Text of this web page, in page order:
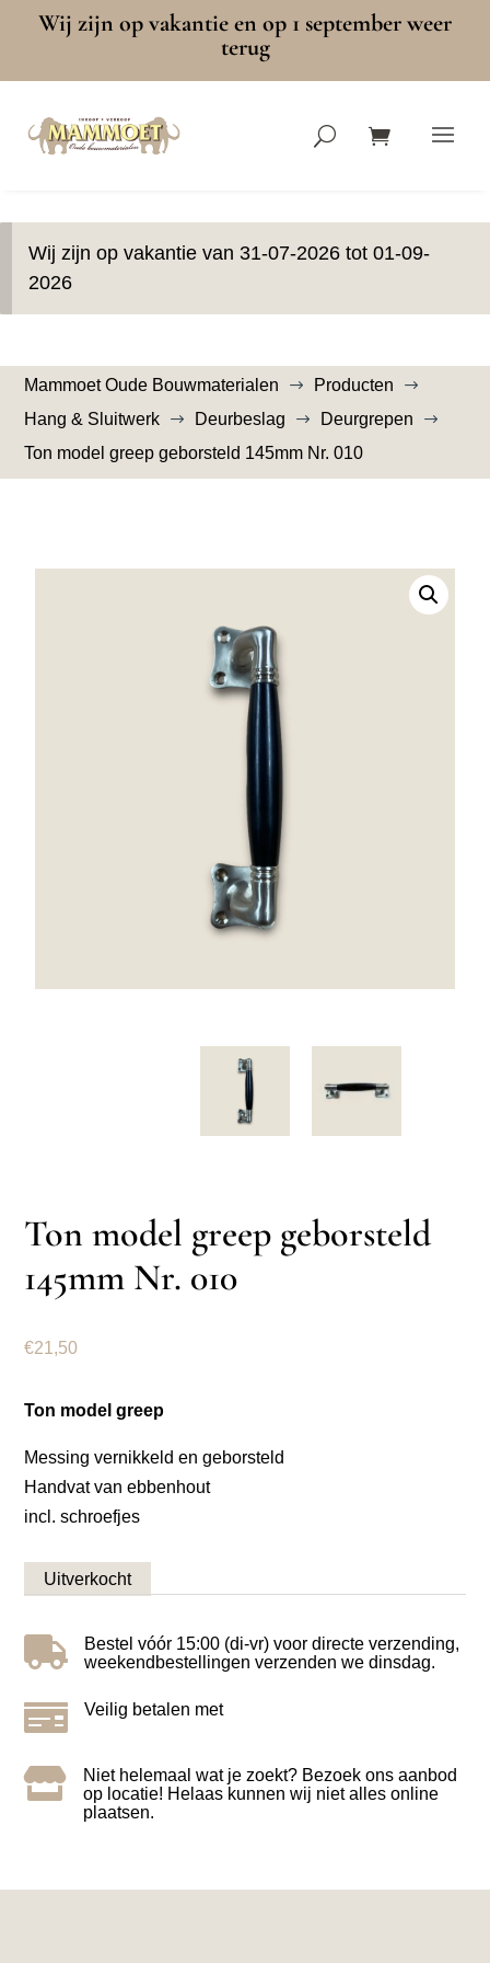
Wij zijn op vakantie en op 1 september weer
terug
Wij zijn op vakantie van 31-07-2026 tot 01-09-
2026
Mammoet Oude Bouwmaterialen $ Producten $
Hang & Sluitwerk $ Deurbeslag $ Deurgrepen $
Ton model greep geborsteld 145mm Nr. 010
Ton model greep geborsteld
145mm Nr. 010
€21,50
Ton model greep
Messing vernikkeld en geborsteld
Handvat van ebbenhout
incl. schroefjes
Uitverkocht

Bestel vóór 15:00 (di-vr) voor directe verzending,
weekendbestellingen verzenden we dinsdag.
 Veilig betalen met

Niet helemaal wat je zoekt? Bezoek ons aanbod
op locatie! Helaas kunnen wij niet alles online
plaatsen.